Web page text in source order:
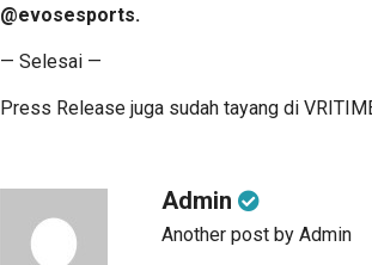
@evosesports.
— Selesai —
Press Release juga sudah tayang di
Admin
Another post by Admin